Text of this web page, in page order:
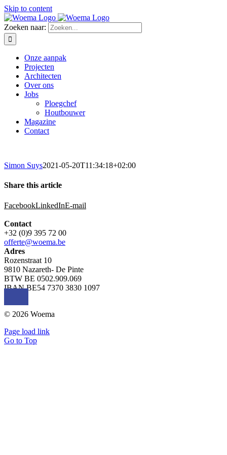
Skip to content
Zoeken naar:
Onze aanpak
Projecten
Architecten
Over ons
Jobs
Ploegchef
Houtbouwer
Magazine
Contact
Simon Suys2021-05-20T11:34:18+02:00
Share this article
FacebookLinkedInE-mail
Contact
+32 (0)9 395 72 00
offerte@woema.be
Adres
Rozenstraat 10
9810 Nazareth- De Pinte
BTW BE 0502.909.069
IBAN BE54 7370 3830 1097
© 2026 Woema
Page load link
Go to Top